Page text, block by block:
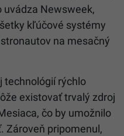
uvádza Newsweek,
kľúčové systémy
na mesačný
technológií rýchlo
existovať trvalý zdroj
čo by umožnilo
Zároveň pripomenul,